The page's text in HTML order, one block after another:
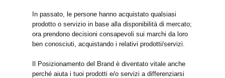
In passato, le persone hanno acquistato qualsiasi
prodotto o servizio in base alla disponibilità di mercato;
ora prendono decisioni consapevoli sui marchi da loro
ben conosciuti, acquistando i relativi prodotti/servizi.
Il Posizionamento del Brand è diventato vitale anche
perché aiuta i tuoi prodotti e/o servizi a differenziarsi